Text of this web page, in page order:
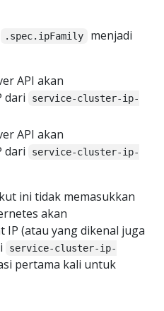
.spec.ipFamily
menjadi
API akan
dari
service-cluster-ip-
API akan
dari
service-cluster-ip-
ini tidak memasukkan
akan
IP (atau yang dikenal juga
service-cluster-ip-
pertama kali untuk